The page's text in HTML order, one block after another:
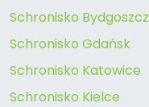
Schronisko Bydgoszcz
Schronisko Gdańsk
Schronisko Katowice
Schronisko Kielce